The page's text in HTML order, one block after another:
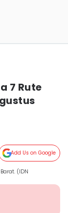
7 Rute
Add Us on Google
(IDN